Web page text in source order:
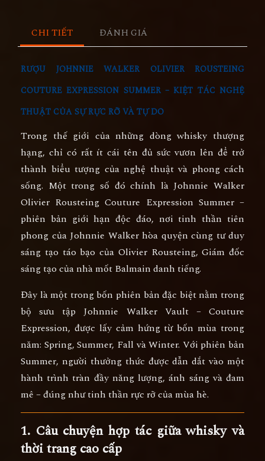
CHI TIẾT ĐÁNH GIÁ
RƯỢU JOHNNIE WALKER OLIVIER ROUSTEING
COUTURE EXPRESSION SUMMER – KIỆT TÁC NGHỆ
THUẬT CỦA SỰ RỰC RỠ VÀ TỰ DO
Trong thế giới của những dòng whisky thượng
hạng, chỉ có rất ít cái tên đủ sức vươn lên để trở
thành biểu tượng của nghệ thuật và phong cách
sống. Một trong số đó chính làJohnnie Walker
Olivier Rousteing Couture Expression Summer–
phiên bản giới hạn độc đáo, nơi tinh thần tiên
phong của Johnnie Walker hòa quyện cùng tư duy
sáng tạo táo bạo của Olivier Rousteing, Giám đốc
sáng tạo của nhà mốt Balmain danh tiếng.
Đây là một trong bốn phiên bản đặc biệt nằm trong
bộ sưu tập Johnnie Walker Vault – Couture
Expression, được lấy cảm hứng từ bốn mùa trong
năm: Spring, Summer, Fall và Winter. Với phiên bản
Summer, người thưởng thức được dẫn dắt vào một
hành trình tràn đầy năng lượng, ánh sáng và đam
mê – đúng như tinh thần rực rỡ của mùa hè.
1. Câu chuyện hợp tác giữa whisky và
thời trang cao cấp